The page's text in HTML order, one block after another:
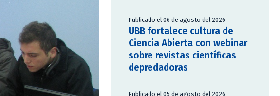
Publicado el 06 de agosto del 2026
UBB fortalece cultura de
Ciencia Abierta con webinar
sobre revistas científicas
depredadoras
Publicado el 05 de agosto del 2026